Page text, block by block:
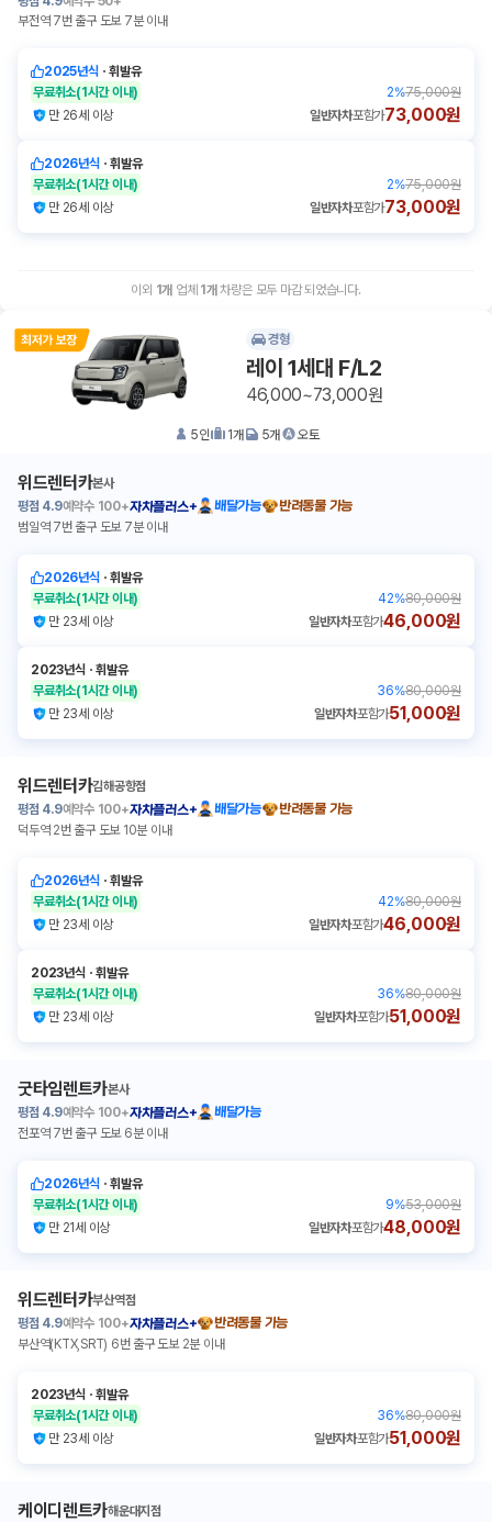
부전역 7번 출구 도보 7분 이내
2025년식 ㆍ휘발유
무료취소(1시간 이내) 2%75,000원
만 26세 이상
일반자차포함가73,000원
2026년식 ㆍ휘발유
무료취소(1시간 이내) 2%75,000원
만 26세 이상
일반자차포함가73,000원
이외 1개 업체 1 개 차량은 모두 마감 되었습니다.
경형
레이 1세대 F/L2
46,000~73,000원
5인 1개 5개 오토
위드렌터카본사
평점 4.9예약수 100+자차플러스+ 배달가능
반려동물 가능
범일역 7번 출구 도보 7분 이내
2026년식 ㆍ휘발유
무료취소(1시간 이내) 42%80,000원
만 23세 이상
일반자차포함가46,000원
2023년식 ㆍ휘발유
무료취소(1시간 이내) 36%80,000원
만 23세 이상
일반자차포함가51,000원
위드렌터카김해공항점
평점 4.9예약수 100+자차플러스+ 배달가능
반려동물 가능
덕두역 2번 출구 도보 10분 이내
2026년식 ㆍ휘발유
무료취소(1시간 이내) 42%80,000원
만 23세 이상
일반자차포함가46,000원
2023년식 ㆍ휘발유
무료취소(1시간 이내) 36%80,000원
만 23세 이상
일반자차포함가51,000원
굿타임렌트카본사
평점 4.9예약수 100+자차플러스+
배달가능
전포역 7번 출구 도보 6분 이내
2026년식 ㆍ휘발유
무료취소(1시간 이내) 9%53,000원
만 21세 이상
일반자차포함가48,000원
위드렌터카부산역점
평점 4.9예약수 100+자차플러스+
반려동물 가능
부산역(KTX,SRT) 6번 출구 도보 2분 이내
2023년식 ㆍ휘발유
무료취소(1시간 이내) 36%80,000원
만 23세 이상
일반자차포함가51,000원
케이디렌트카해운대지점